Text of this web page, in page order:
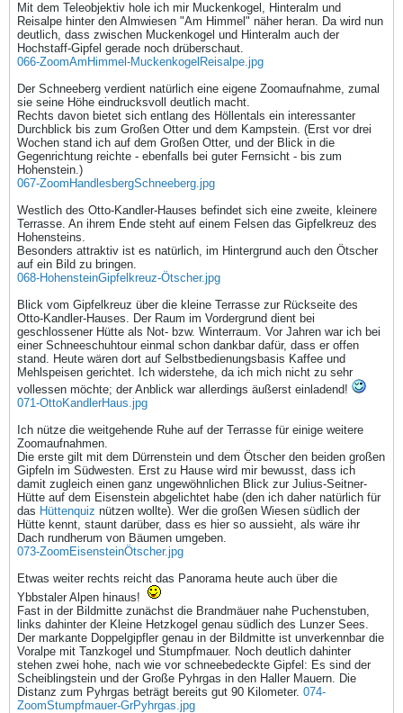
Mit dem Teleobjektiv hole ich mir Muckenkogel, Hinteralm und
Reisalpe hinter den Almwiesen "Am Himmel" näher heran. Da wird nun
deutlich, dass zwischen Muckenkogel und Hinteralm auch der
Hochstaff-Gipfel gerade noch drüberschaut.
066-ZoomAmHimmel-MuckenkogelReisalpe.jpg
Der Schneeberg verdient natürlich eine eigene Zoomaufnahme, zumal
sie seine Höhe eindrucksvoll deutlich macht.
Rechts davon bietet sich entlang des Höllentals ein interessanter
Durchblick bis zum Großen Otter und dem Kampstein. (Erst vor drei
Wochen stand ich auf dem Großen Otter, und der Blick in die
Gegenrichtung reichte - ebenfalls bei guter Fernsicht - bis zum
Hohenstein.)
067-ZoomHandlesbergSchneeberg.jpg
Westlich des Otto-Kandler-Hauses befindet sich eine zweite, kleinere
Terrasse. An ihrem Ende steht auf einem Felsen das Gipfelkreuz des
Hohensteins.
Besonders attraktiv ist es natürlich, im Hintergrund auch den Ötscher
auf ein Bild zu bringen.
068-HohensteinGipfelkreuz-Ötscher.jpg
Blick vom Gipfelkreuz über die kleine Terrasse zur Rückseite des
Otto-Kandler-Hauses. Der Raum im Vordergrund dient bei
geschlossener Hütte als Not- bzw. Winterraum. Vor Jahren war ich bei
einer Schneeschuhtour einmal schon dankbar dafür, dass er offen
stand. Heute wären dort auf Selbstbedienungsbasis Kaffee und
Mehlspeisen gerichtet. Ich widerstehe, da ich mich nicht zu sehr
vollessen möchte; der Anblick war allerdings äußerst einladend!
071-OttoKandlerHaus.jpg
Ich nütze die weitgehende Ruhe auf der Terrasse für einige weitere
Zoomaufnahmen.
Die erste gilt mit dem Dürrenstein und dem Ötscher den beiden großen
Gipfeln im Südwesten. Erst zu Hause wird mir bewusst, dass ich
damit zugleich einen ganz ungewöhnlichen Blick zur Julius-Seitner-
Hütte auf dem Eisenstein abgelichtet habe (den ich daher natürlich für
das Hüttenquiz nützen wollte). Wer die großen Wiesen südlich der
Hütte kennt, staunt darüber, dass es hier so aussieht, als wäre ihr
Dach rundherum von Bäumen umgeben.
073-ZoomEisensteinÖtscher.jpg
Etwas weiter rechts reicht das Panorama heute auch über die
Ybbstaler Alpen hinaus!
Fast in der Bildmitte zunächst die Brandmäuer nahe Puchenstuben,
links dahinter der Kleine Hetzkogel genau südlich des Lunzer Sees.
Der markante Doppelgipfler genau in der Bildmitte ist unverkennbar die
Voralpe mit Tanzkogel und Stumpfmauer. Noch deutlich dahinter
stehen zwei hohe, nach wie vor schneebedeckte Gipfel: Es sind der
Scheiblingstein und der Große Pyhrgas in den Haller Mauern. Die
Distanz zum Pyhrgas beträgt bereits gut 90 Kilometer. 074-
ZoomStumpfmauer-GrPyhrgas.jpg